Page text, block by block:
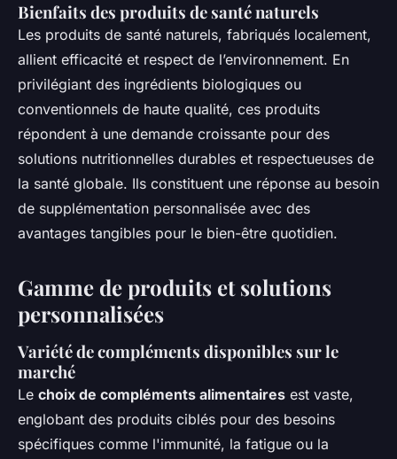
Bienfaits des produits de santé naturels
Les produits de santé naturels, fabriqués localement,
allient efficacité et respect de l’environnement. En
privilégiant des ingrédients biologiques ou
conventionnels de haute qualité, ces produits
répondent à une demande croissante pour des
solutions nutritionnelles durables et respectueuses de
la santé globale. Ils constituent une réponse au besoin
de supplémentation personnalisée avec des
avantages tangibles pour le bien-être quotidien.
Gamme de produits et solutions
personnalisées
Variété de compléments disponibles sur le
marché
Le choix de compléments alimentaires est vaste,
englobant des produits ciblés pour des besoins
spécifiques comme l'immunité, la fatigue ou la